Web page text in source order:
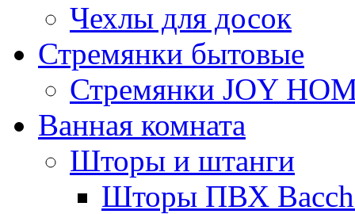
Чехлы для досок
Стремянки бытовые
Стремянки JOY
Ванная комната
Шторы и штанги
Шторы ПВХ